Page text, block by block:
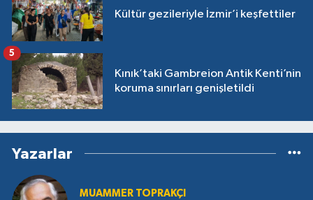
Kültür gezileriyle İzmir’i keşfettiler
Kınık’taki Gambreion Antik Kenti’nin
koruma sınırları genişletildi
5
Yazarlar
MUAMMER TOPRAKÇI